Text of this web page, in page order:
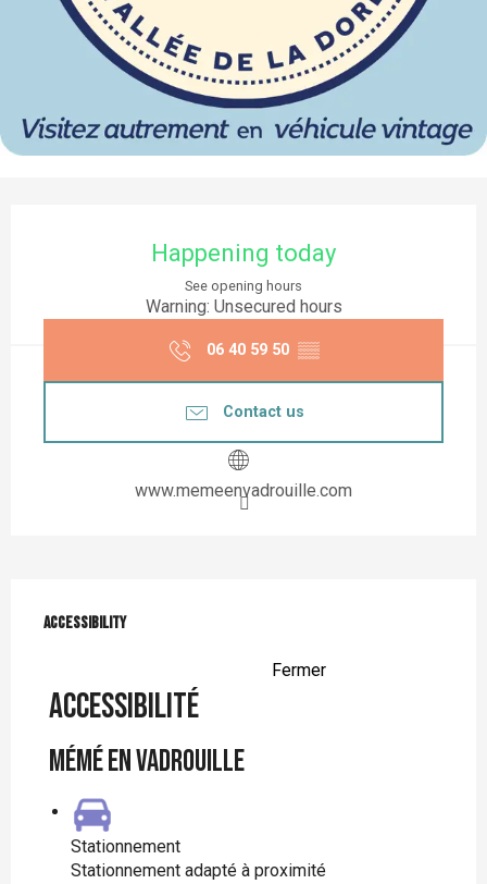
Happening today
See opening hours
Warning: Unsecured hours
06 40 59 50 ▒▒
Contact us
www.memeenvadrouille.com
Accessibility
Accessibility
Fermer
Accessibilité
Mémé en vadrouille
Stationnement
Stationnement adapté à proximité